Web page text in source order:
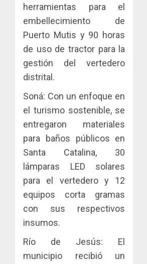
herramientas para el
embellecimiento de
Puerto Mutis y 90 horas
de uso de tractor para la
gestión del vertedero
distrital.
Soná: Con un enfoque en
el turismo sostenible, se
entregaron materiales
para baños públicos en
Santa Catalina, 30
lámparas LED solares
para el vertedero y 12
equipos corta gramas
con sus respectivos
insumos.
Río de Jesús: El
municipio recibió un